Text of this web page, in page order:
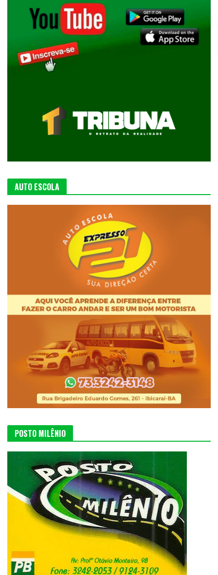
AUTO ESCOLA
POSTO MILÊNIO